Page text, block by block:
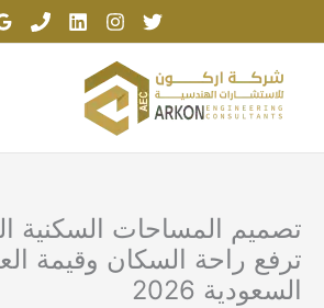
تصميم المساحات السكنية
ترفع راحة السكان وقيمة
السعودية 2026